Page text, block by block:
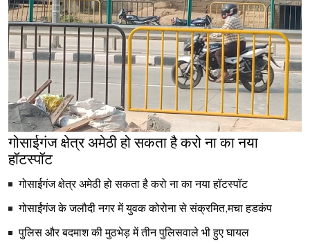
गोसाईगंज क्षेत्र अमेठी हो सकता है करो ना का नया
हॉटस्पॉट
गोसाईगंज क्षेत्र अमेठी हो सकता है करो ना का नया हॉटस्पॉट
गोसाईंगंज के जलौदी नगर में युवक कोरोना से संक्रमित,मचा हडकंप
पुलिस और बदमाश की मुठभेड़ में तीन पुलिसवाले भी हुए घायल